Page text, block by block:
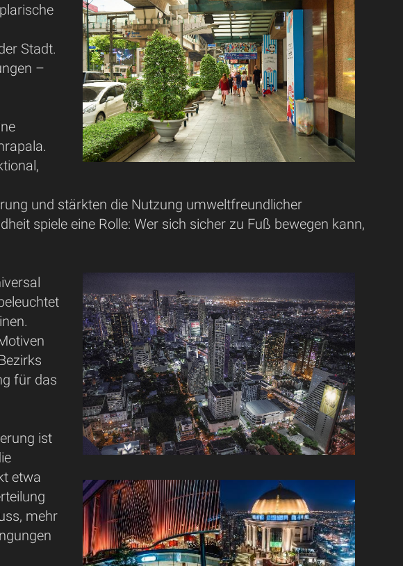
Stadt.
–
und stärkten die Nutzung umweltfreundlicher
spiele eine Rolle: Wer sich sicher zu Fuß bewegen kann,
für das
ist
etwa
mehr